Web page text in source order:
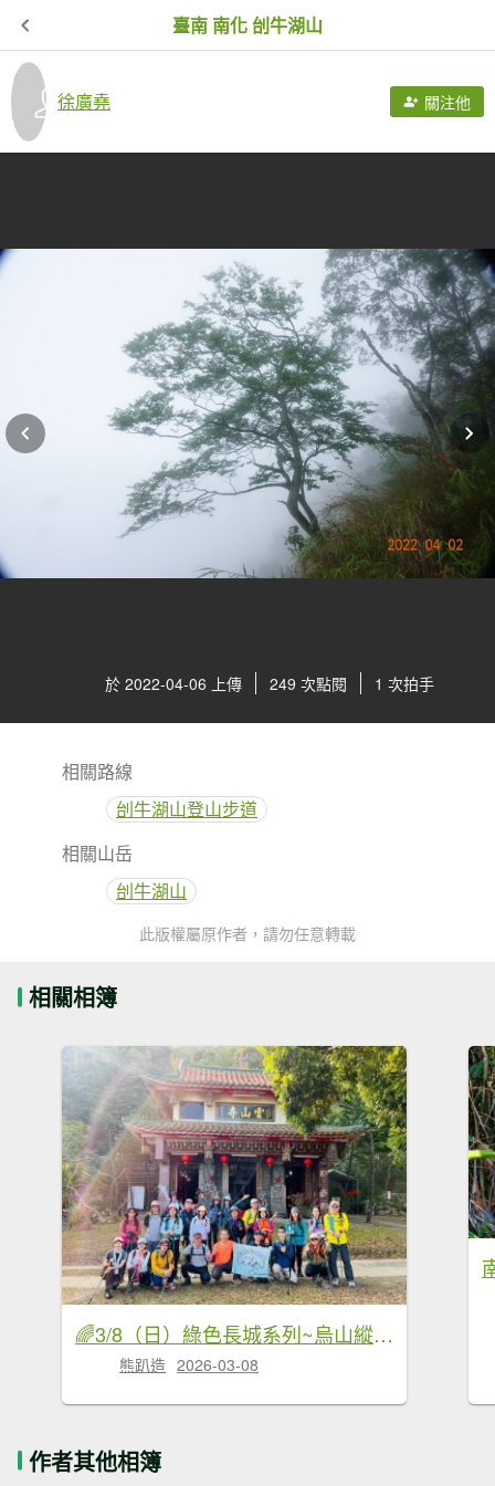
臺南 南化 刣牛湖山
徐廣堯 關注他
於 2022-04-06 上傳 249 次點閱 1 次拍手
相關路線
刣牛湖山登山步道
相關山岳
刣牛湖山
此版權屬原作者，請勿任意轉載
相關相簿
🌈3/8（日）綠色長城系列~烏山縱走✨FB：熊熊趴爬走🌈
熊趴造 2026-03-08
作者其他相簿